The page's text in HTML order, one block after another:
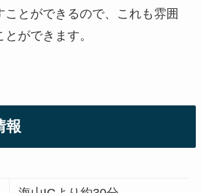
ことができるので、これも雰囲
ができます。
報